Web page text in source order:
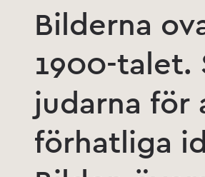
Bilderna
1900-talet.
judarna för
förhatliga